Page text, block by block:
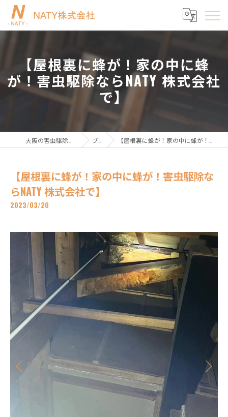
【屋根裏に蜂が！家の中に蜂
が！害虫駆除ならNATY 株式会社
で】
ブログ 【屋根裏に蜂が！家の中に蜂が！害虫駆除ならNATY 株式会社で】
【屋根裏に蜂が！家の中に蜂が！害虫駆除な
らNATY 株式会社で】
2023/03/20